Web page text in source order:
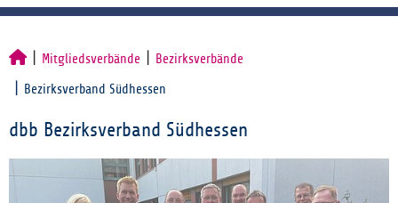
Mitgliedsverbände Bezirksverbände
Bezirksverband Südhessen
dbb Bezirksverband Südhessen